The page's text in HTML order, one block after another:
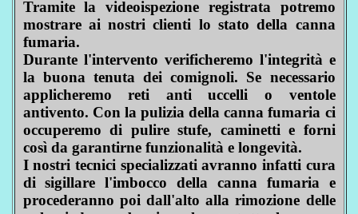
Tramite la videoispezione registrata potremo
mostrare ai nostri clienti lo stato della canna
fumaria.
Durante l'intervento verificheremo l'integrità e
la buona tenuta dei comignoli. Se necessario
applicheremo reti anti uccelli o ventole
antivento. Con la pulizia della canna fumaria ci
occuperemo di pulire stufe, caminetti e forni
così da garantirne funzionalità e longevità.
I nostri tecnici specializzati avranno infatti cura
di sigillare l'imbocco della canna fumaria e
procederanno poi dall'alto alla rimozione delle